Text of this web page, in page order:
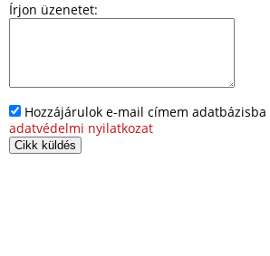
Írjon üzenetet:
Hozzájárulok e-mail címem
adatvédelmi nyilatkozat